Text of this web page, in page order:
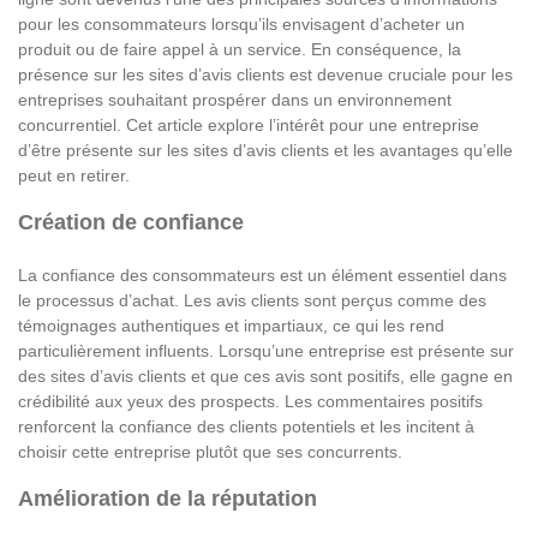
pour les consommateurs lorsqu’ils envisagent d’acheter un
produit ou de faire appel à un service. En conséquence, la
présence sur les sites d’avis clients est devenue cruciale pour les
entreprises souhaitant prospérer dans un environnement
concurrentiel. Cet article explore l’intérêt pour une entreprise
d’être présente sur les sites d’avis clients et les avantages qu’elle
peut en retirer.
Création de confiance
La confiance des consommateurs est un élément essentiel dans
le processus d’achat. Les avis clients sont perçus comme des
témoignages authentiques et impartiaux, ce qui les rend
particulièrement influents. Lorsqu’une entreprise est présente sur
des sites d’avis clients et que ces avis sont positifs, elle gagne en
crédibilité aux yeux des prospects. Les commentaires positifs
renforcent la confiance des clients potentiels et les incitent à
choisir cette entreprise plutôt que ses concurrents.
Amélioration de la réputation